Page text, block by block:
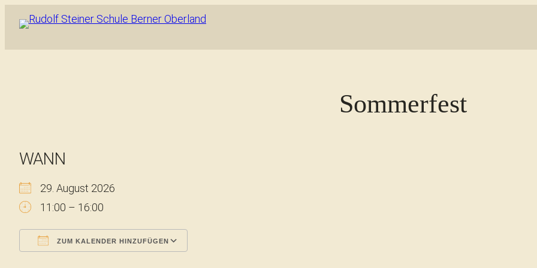
Sommerfest
WANN
29. August 2026
11:00 – 16:00
ZUM KALENDER HINZUFÜGEN